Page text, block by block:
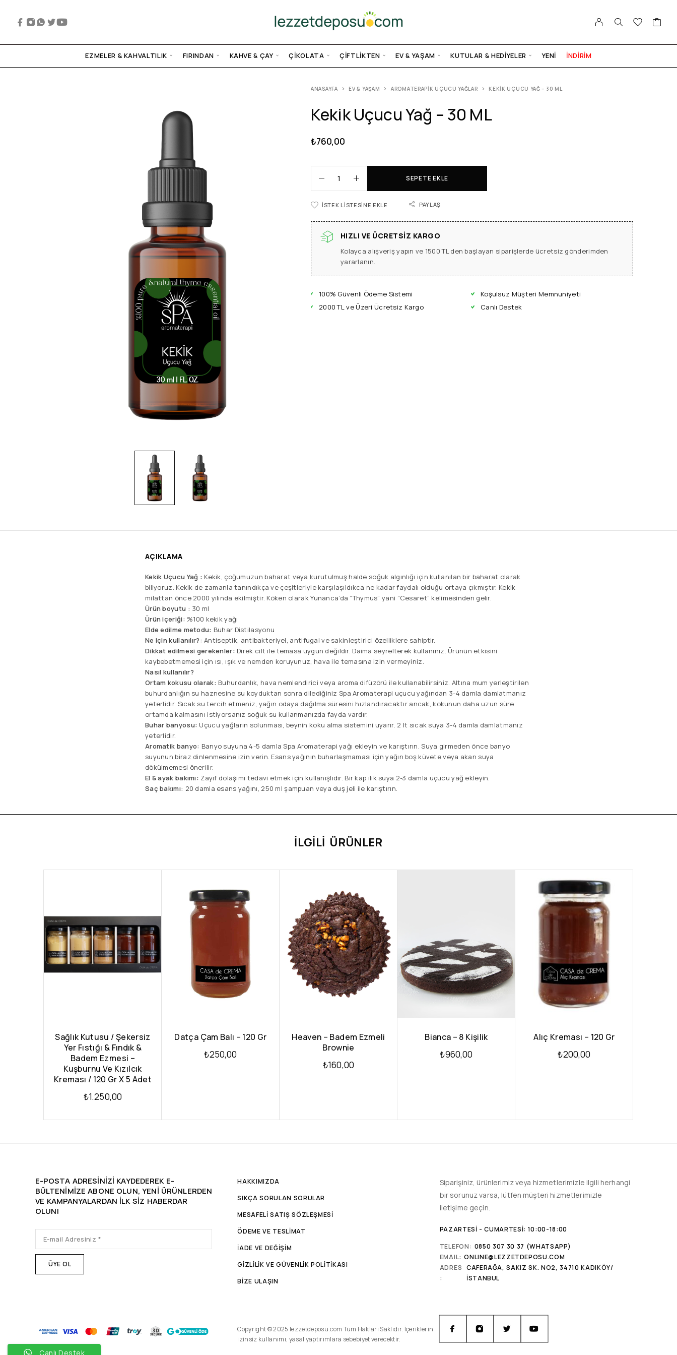
EZMELER & KAHVALTILIK FIRINDAN KAHVE & ÇAY ÇIKOLATA ÇIFTLIKTEN EV & YAŞAM KUTULAR & HEDIYELER YENI İNDİRİM
ANASAYFA EV & YAŞAM AROMATERAPIK UÇUCU YAĞLAR KEKIK UÇUCU YAĞ – 30 ML
Kekik Uçucu Yağ – 30 ML
₺760,00
SEPETE EKLE
İSTEK LISTESINE EKLE PAYLAŞ
HIZLI VE ÜCRETSIZ KARGO
Kolayca alışveriş yapın ve 1500 TL den başlayan siparişlerde ücretsiz gönderimden
yararlanın.
100% Güvenli Ödeme Sistemi
2000 TL ve Üzeri Ücretsiz Kargo
Koşulsuz Müşteri Memnuniyeti
Canlı Destek
AÇIKLAMA
Kekik Uçucu Yağ : Kekik, çoğumuzun baharat veya kurutulmuş halde soğuk algınlığı için kullanılan bir baharat olarak
biliyoruz. Kekik de zamanla tanındıkça ve çeşitleriyle karşılaşıldıkca ne kadar faydalı olduğu ortaya çıkmıştır. Kekik
milattan önce 2000 yılında ekilmiştir. Köken olarak Yunanca’da ”Thymus” yani ”Cesaret” kelimesinden gelir.
Ürün boyutu : 30 ml
Ürün içeriği: %100 kekik yağı
Elde edilme metodu: Buhar Distilasyonu
Ne için kullanılır?: Antiseptik, antibakteriyel, antifugal ve sakinleştirici özelliklere sahiptir.
Dikkat edilmesi gerekenler: Direk cilt ile temasa uygun değildir. Daima seyrelterek kullanınız. Ürünün etkisini
kaybebetmemesi için ısı, ışık ve nemden koruyunuz, hava ile temasına izin vermeyiniz.
Nasıl kullanılır?
Ortam kokusu olarak: Buhurdanlık, hava nemlendirici veya aroma difüzörü ile kullanabilirsiniz. Altına mum yerleştirilen
buhurdanlığın su haznesine su koyduktan sonra dilediğiniz Spa Aromaterapi uçucu yağından 3-4 damla damlatmanız
yeterlidir. Sıcak su tercih etmeniz, yağın odaya dağılma süresini hızlandıracaktır ancak, kokunun daha uzun süre
ortamda kalmasını istiyorsanız soğuk su kullanmanızda fayda vardır.
Buhar banyosu: Uçucu yağların solunması, beynin koku alma sistemini uyarır. 2 lt sıcak suya 3-4 damla damlatmanız
yeterlidir.
Aromatik banyo: Banyo suyuna 4-5 damla Spa Aromaterapi yağı ekleyin ve karıştırın. Suya girmeden önce banyo
suyunun biraz dinlenmesine izin verin. Esans yağının buharlaşmaması için yağın boş küvete veya akan suya
dökülmemesi önerilir.
El & ayak bakımı: Zayıf dolaşımı tedavi etmek için kullanışlıdır. Bir kap ılık suya 2-3 damla uçucu yağ ekleyin.
Saç bakımı: 20 damla esans yağını, 250 ml şampuan veya duş jeli ile karıştırın.
İLGILI ÜRÜNLER
Sağlık Kutusu / Şekersiz
Yer Fıstığı & Fındık &
Badem Ezmesi –
Kuşburnu Ve Kızılcık
Kreması / 120 Gr X 5 Adet
₺1.250,00
Datça Çam Balı – 120 Gr
₺250,00
Heaven – Badem Ezmeli
Brownie
₺160,00
Bianca – 8 Kişilik
₺960,00
Alıç Kreması – 120 Gr
₺200,00
E-POSTA ADRESINIZI KAYDEDEREK E-
BÜLTENIMIZE ABONE OLUN, YENİ ÜRÜNLERDEN
VE KAMPANYALARDAN ILK SIZ HABERDAR
OLUN!
HAKKIMIZDA
SIKÇA SORULAN SORULAR
MESAFELİ SATIŞ SÖZLEŞMESİ
ÖDEME VE TESLİMAT
İADE VE DEĞİŞİM
GİZLİLİK VE GÜVENLİK POLİTİKASI
BİZE ULAŞIN
Siparişiniz, ürünlerimiz veya hizmetlerimizle ilgili herhangi
bir sorunuz varsa, lütfen müşteri hizmetlerimizle
iletişime geçin.
PAZARTESI - CUMARTESI: 10:00-18:00
TELEFON: 0850 307 30 37 (WHATSAPP)
EMAIL: ONLINE@LEZZETDEPOSU.COM
ADRES
:
CAFERAĞA, SAKIZ SK. NO2, 34710 KADIKÖY/
İSTANBUL
Copyright © 2025 lezzetdeposu.com Tüm Hakları Saklıdır. İçeriklerin
izinsiz kullanımı, yasal yaptırımlara sebebiyet verecektir.
Canlı Destek